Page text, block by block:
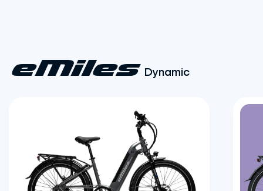
eMiles Dynamic